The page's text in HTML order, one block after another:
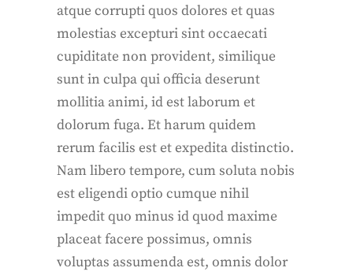
atque corrupti quos dolores et quas
molestias excepturi sint occaecati
cupiditate non provident, similique
sunt in culpa qui officia deserunt
mollitia animi, id est laborum et
dolorum fuga. Et harum quidem
rerum facilis est et expedita distinctio.
Nam libero tempore, cum soluta nobis
est eligendi optio cumque nihil
impedit quo minus id quod maxime
placeat facere possimus, omnis
voluptas assumenda est, omnis dolor